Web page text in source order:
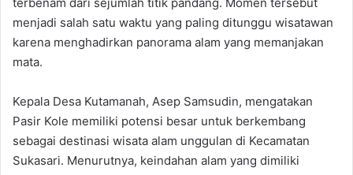
terbenam dari sejumlah titik pandang. Momen tersebut
menjadi salah satu waktu yang paling ditunggu wisatawan
karena menghadirkan panorama alam yang memanjakan
mata.
Kepala Desa Kutamanah, Asep Samsudin, mengatakan
Pasir Kole memiliki potensi besar untuk berkembang
sebagai destinasi wisata alam unggulan di Kecamatan
Sukasari. Menurutnya, keindahan alam yang dimiliki